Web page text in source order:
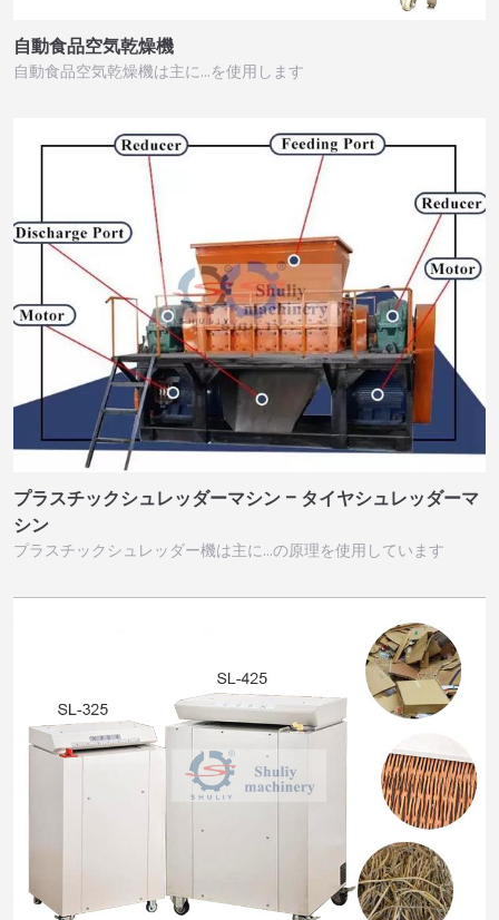
自動食品空気乾燥機
自動食品空気乾燥機は主に…を使用します
プラスチックシュレッダーマシン – タイヤシュレッダーマ
シン
プラスチックシュレッダー機は主に…の原理を使用しています